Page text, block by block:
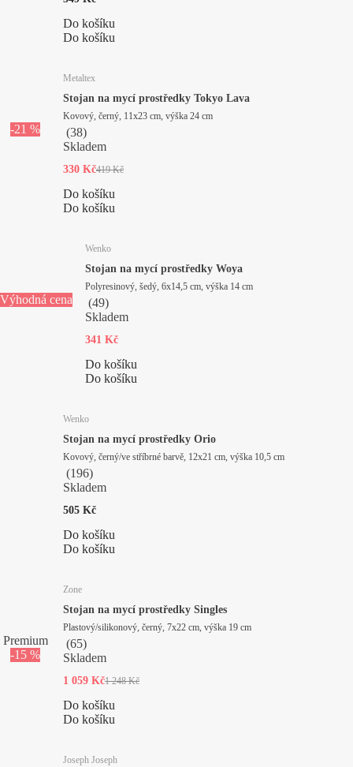
Do košíku
Do košíku
-21 %
Metaltex
Stojan na mycí prostředky Tokyo Lava
Kovový, černý, 11x23 cm, výška 24 cm
(38)
Skladem
330 Kč419 Kč
Do košíku
Do košíku
Výhodná cena
Wenko
Stojan na mycí prostředky Woya
Polyresinový, šedý, 6x14,5 cm, výška 14 cm
(49)
Skladem
341 Kč
Do košíku
Do košíku
Wenko
Stojan na mycí prostředky Orio
Kovový, černý/ve stříbrné barvě, 12x21 cm, výška 10,5 cm
(196)
Skladem
505 Kč
Do košíku
Do košíku
Premium
-15 %
Zone
Stojan na mycí prostředky Singles
Plastový/silikonový, černý, 7x22 cm, výška 19 cm
(65)
Skladem
1 059 Kč1 248 Kč
Do košíku
Do košíku
Joseph Joseph